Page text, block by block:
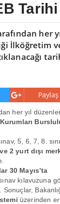
her
İlköğretim
Paylaş
her yıl
5, 6, 7, 8.
2 yurt dışı
30 Mayıs’ta
kılavuzuna
Sonuçlar,
üzerinden